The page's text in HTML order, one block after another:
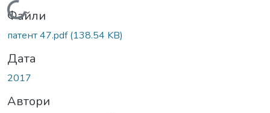
Вантажиться...
Файли
патент 47.pdf(138.54 KB)
Дата
2017
Автори